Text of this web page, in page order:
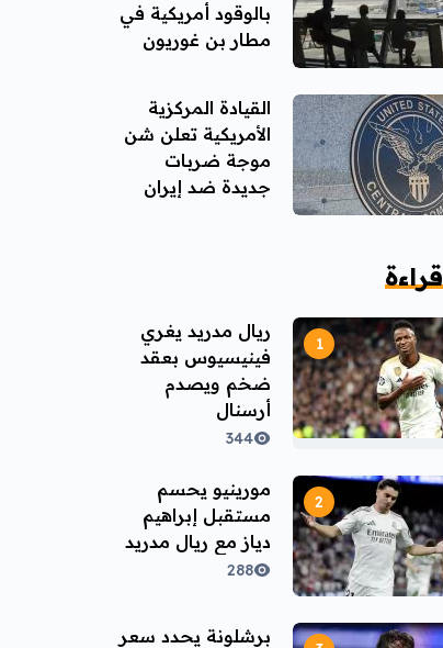
بالوقود أمريكية في
مطار بن غوريون
القيادة المركزية
الأمريكية تعلن شن
موجة ضربات
جديدة ضد إيران
ريال مدريد يغري
فينيسيوس بعقد
ضخم ويصدم
أرسنال
344
مورينيو يحسم
مستقبل إبراهيم
دياز مع ريال مدريد
288
برشلونة يحدد سعر